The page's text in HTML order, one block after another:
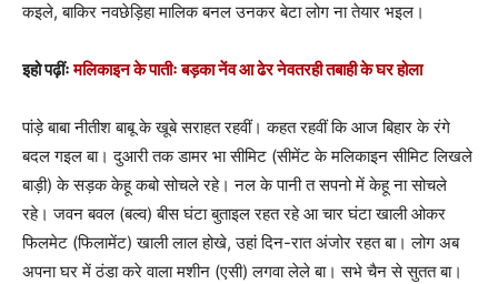
कइले, बाकिर नवछेड़िहा मालिक बनल उनकर बेटा लोग ना तेयार भइल।
इहो पढ़ींःमलिकाइन के पातीः बड़का नेंव आ ढेर नेवतरही तबाही के घर होला
पांड़े बाबा नीतीश बाबू के खूबे सराहत रहवीं। कहत रहवीं कि आज बिहार के रंगे
बदल गइल बा। दुआरी तक डामर भा सीमिट (सीमेंट के मलिकाइन सीमिट लिखले
बाड़ी) के सड़क केहू कबो सोचले रहे। नल के पानी त सपनो में केहू ना सोचले
रहे। जवन बवल (बल्व) बीस घंटा बुताइल रहत रहे आ चार घंटा खाली ओकर
फिलमेट (फिलामेंट) खाली लाल होखे, उहां दिन-रात अंजोर रहत बा। लोग अब
अपना घर में ठंडा करे वाला मशीन (एसी) लगवा लेले बा। सभे चैन से सुतत बा।